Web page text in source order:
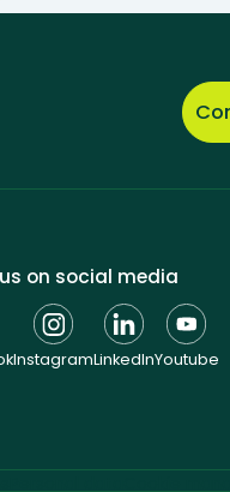
on social media
InstagramLinkedInYoutube